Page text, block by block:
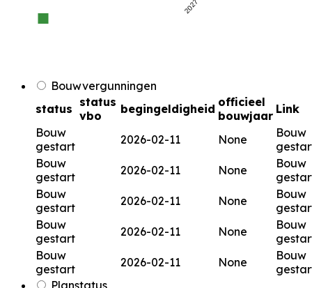
2027
Bouwvergunningen
status status
vbo
begingeldigheid officieel
bouwjaar Link
Bouw
gestart
2026-02-11 None
Bouw
Bouw
gestart
2026-02-11 None
Bouw
Bouw
gestart
2026-02-11 None
Bouw
Bouw
gestart
2026-02-11 None
Bouw
Bouw
gestart
2026-02-11 None
Bouw